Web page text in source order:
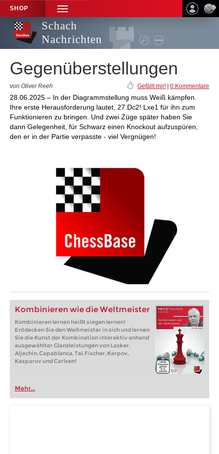
SHOP
TOGGLE
NAVIGATION
Schach
Nachrichten
Gegenüberstellungen
von Oliver Reeh Gefällt mir! 0 Kommentare
28.06.2025 – In der Diagrammstellung muss Weiß kämpfen.
Ihre erste Herausforderung lautet, 27.Dc2! Lxe1 für ihn zum
Funktionieren zu bringen. Und zwei Züge später haben Sie
dann Gelegenheit, für Schwarz einen Knockout aufzuspüren,
den er in der Partie verpasste - viel Vergnügen!
Kombinieren wie die Weltmeister
Kombinieren lernen heißt siegen lernen!
Entdecken Sie den Weltmeister in sich und lernen
Sie die Kunst der Kombination interaktiv anhand
ausgewählter Glanzleistungen von Lasker,
Aljechin, Capablanca, Tal, Fischer, Karpov,
Kasparov und Carlsen!
Mehr...